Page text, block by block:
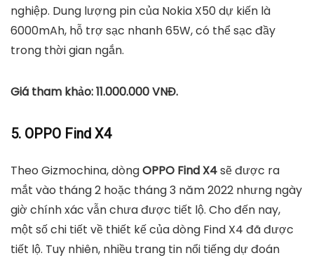
nghiệp. Dung lượng pin của Nokia X50 dự kiến ​​là
6000mAh, hỗ trợ sạc nhanh 65W, có thể sạc đầy
trong thời gian ngắn.
Giá tham khảo: 11.000.000 VNĐ.
5. OPPO Find X4
Theo Gizmochina, dòngOPPO Find X4sẽ được ra
mắt vào tháng 2 hoặc tháng 3 năm 2022 nhưng ngày
giờ chính xác vẫn chưa được tiết lộ. Cho đến nay,
một số chi tiết về thiết kế của dòng Find X4 đã được
tiết lộ. Tuy nhiên, nhiều trang tin nổi tiếng dự đoán